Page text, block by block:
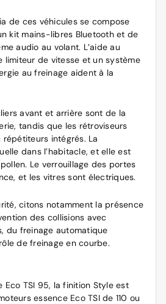
de ces véhicules se compose
kit mains-libres Bluetooth et de
audio au volant. L’aide au
limiteur de vitesse et un système
au freinage aident à la
avant et arrière sont de la
tandis que les rétroviseurs
intégrés. La
dans l’habitacle, et elle est
Le verrouillage des portes
et les vitres sont électriques.
citons notamment la présence
des collisions avec
du freinage automatique
de freinage en courbe.
Eco TSI 95, la finition Style est
essence Eco TSI de 110 ou